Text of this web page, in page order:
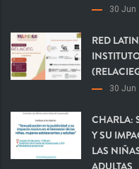
30 Jun
RED
30 Jun
CHARLA:
Y SU
LAS
ADULTAS